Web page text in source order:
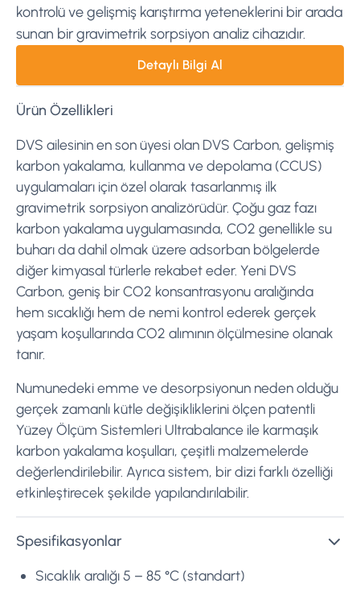
kontrolü ve gelişmiş karıştırma yeteneklerini bir arada
sunan bir gravimetrik sorpsiyon analiz cihazıdır.
Detaylı Bilgi Al
Ürün Özellikleri
DVS ailesinin en son üyesi olan DVS Carbon, gelişmiş
karbon yakalama, kullanma ve depolama (CCUS)
uygulamaları için özel olarak tasarlanmış ilk
gravimetrik sorpsiyon analizörüdür. Çoğu gaz fazı
karbon yakalama uygulamasında, CO2 genellikle su
buharı da dahil olmak üzere adsorban bölgelerde
diğer kimyasal türlerle rekabet eder. Yeni DVS
Carbon, geniş bir CO2 konsantrasyonu aralığında
hem sıcaklığı hem de nemi kontrol ederek gerçek
yaşam koşullarında CO2 alımının ölçülmesine olanak
tanır.
Numunedeki emme ve desorpsiyonun neden olduğu
gerçek zamanlı kütle değişikliklerini ölçen patentli
Yüzey Ölçüm Sistemleri Ultrabalance ile karmaşık
karbon yakalama koşulları, çeşitli malzemelerde
değerlendirilebilir. Ayrıca sistem, bir dizi farklı özelliği
etkinleştirecek şekilde yapılandırılabilir.
Spesifikasyonlar
Sıcaklık aralığı 5 – 85 °C (standart)